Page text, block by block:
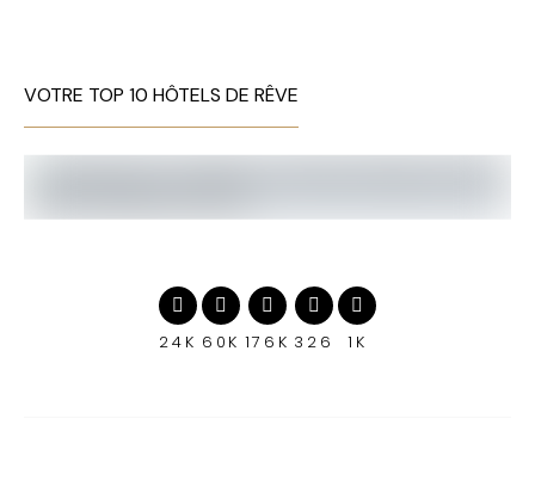
VOTRE TOP 10 HÔTELS DE RÊVE
24K 60K 176K 326 1K